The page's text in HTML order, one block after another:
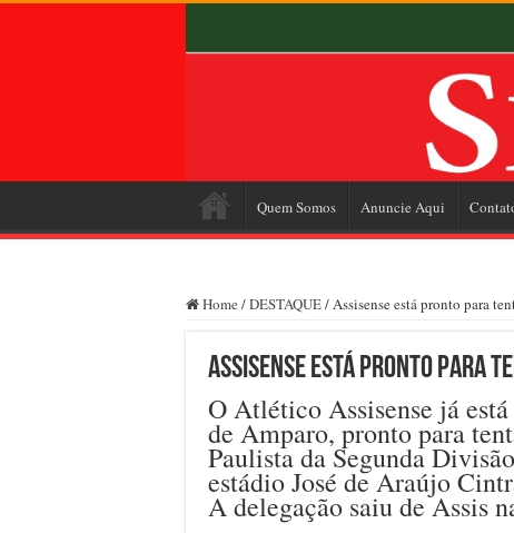
Quem Somos Anuncie Aqui
Home /DESTAQUE/Assisense está pronto para
Assisense está pronto para
O Atlético Assisense já
de Amparo, pronto para
Paulista da Segunda
estádio José de Araújo
A delegação saiu de Assis